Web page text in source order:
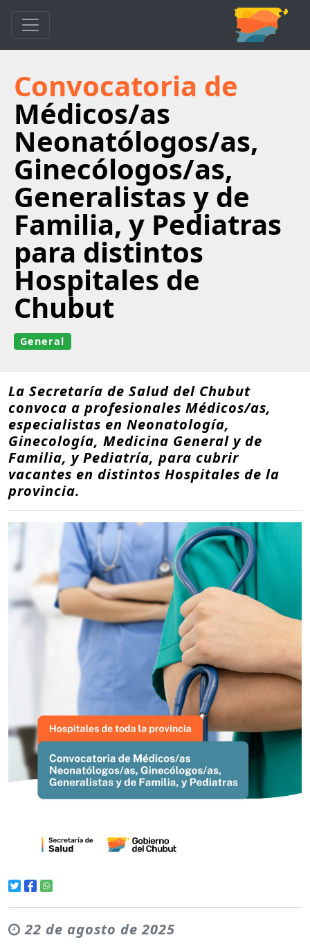
Convocatoria de
Médicos/as
Neonatólogos/as,
Ginecólogos/as,
Generalistas y de
Familia, y Pediatras
para distintos
Hospitales de
Chubut
General
La Secretaría de Salud del Chubut
convoca a profesionales Médicos/as,
especialistas en Neonatología,
Ginecología, Medicina General y de
Familia, y Pediatría, para cubrir
vacantes en distintos Hospitales de la
provincia.
22 de agosto de 2025